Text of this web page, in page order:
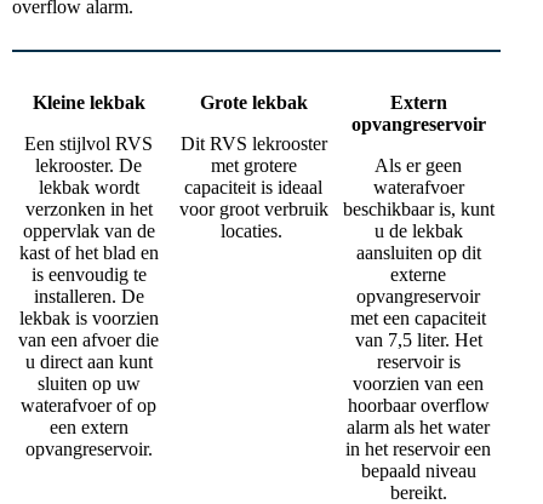
overflow alarm.
Kleine lekbak
Een stijlvol RVS
lekrooster. De
lekbak wordt
verzonken in het
oppervlak van de
kast of het blad en
is eenvoudig te
installeren. De
lekbak is voorzien
van een afvoer die
u direct aan kunt
sluiten op uw
waterafvoer of op
een extern
opvangreservoir.
Grote lekbak
Dit RVS lekrooster
met grotere
capaciteit is ideaal
voor groot verbruik
locaties.
Extern
opvangreservoir
Als er geen
waterafvoer
beschikbaar is, kunt
u de lekbak
aansluiten op dit
externe
opvangreservoir
met een capaciteit
van 7,5 liter. Het
reservoir is
voorzien van een
hoorbaar overflow
alarm als het water
in het reservoir een
bepaald niveau
bereikt.